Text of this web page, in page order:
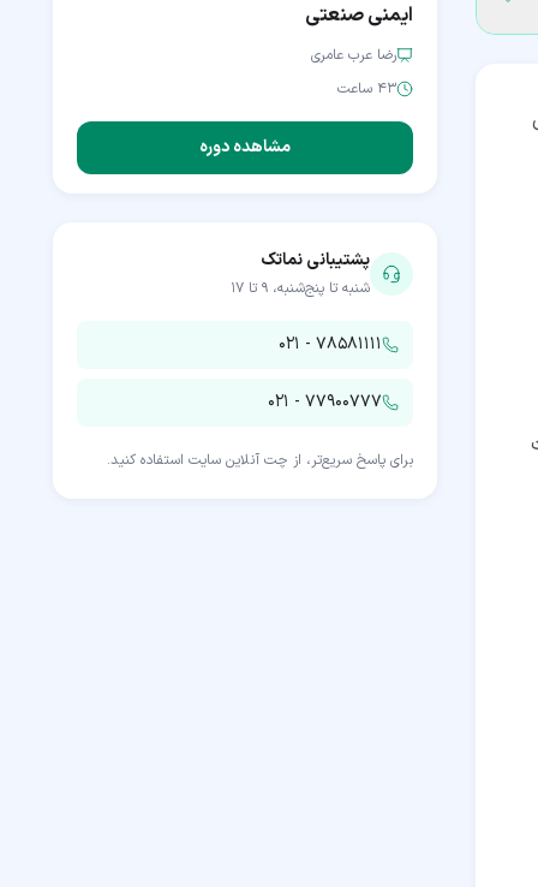
ایمنی صنعتی
رضا عرب عامری
۴۳ ساعت
مشاهده دوره
پشتیبانی نماتک
شنبه تا پنج‌شنبه، ۹ تا ۱۷
۰۲۱ - ۷۸۵۸۱۱۱۱
۰۲۱ - ۷۷۹۰۰۷۷۷
برای پاسخ سریع‌تر، از چت آنلاین سایت استفاده کنید.